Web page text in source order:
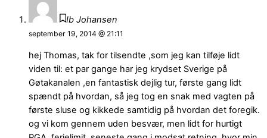
Ib Johansen
september 19, 2014 @ 21:11
hej Thomas, tak for tilsendte ,som jeg kan tilføje lidt
viden til: et par gange har jeg krydset Sverige på
Gøtakanalen ,en fantastisk dejlig tur, første gang lidt
spændt på hvordan, så jeg tog en snak med vagten på
første sluse og kikkede samtidig på hvordan det foregik.
og vi kom gennem uden besvær, men lidt for hurtigt